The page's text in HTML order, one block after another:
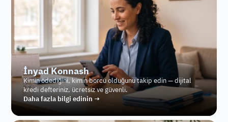
İnyad Konnash
Kimin ödediğini, kimin borcu olduğunu takip edin — dijital
kredi defteriniz, ücretsiz ve güvenli.
Daha fazla bilgi edinin →